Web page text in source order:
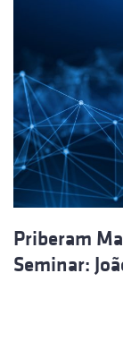
Priberam
Seminar: